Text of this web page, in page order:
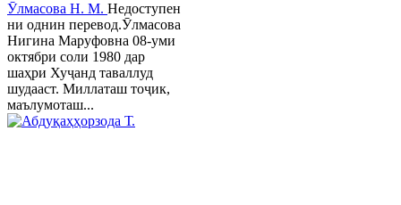
Ӯлмасова Н. М. Недоступен
ни однин перевод.Ӯлмасова
Нигина Маруфовна 08-уми
октябри соли 1980 дар
шаҳри Хуҷанд таваллуд
шудааст. Миллаташ тоҷик,
маълумоташ...